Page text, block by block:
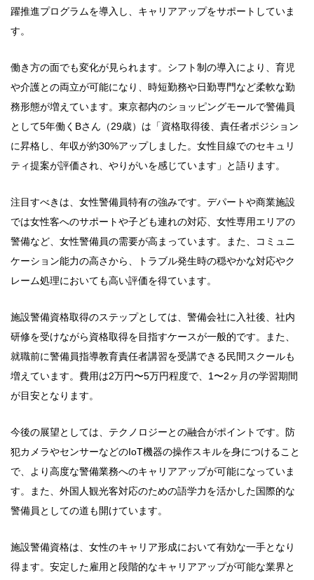
躍推進プログラムを導入し、キャリアアップをサポートしていま
す。
働き方の面でも変化が見られます。シフト制の導入により、育児
や介護との両立が可能になり、時短勤務や日勤専門など柔軟な勤
務形態が増えています。東京都内のショッピングモールで警備員
として5年働くBさん（29歳）は「資格取得後、責任者ポジション
に昇格し、年収が約30%アップしました。女性目線でのセキュリ
ティ提案が評価され、やりがいを感じています」と語ります。
注目すべきは、女性警備員特有の強みです。デパートや商業施設
では女性客へのサポートや子ども連れの対応、女性専用エリアの
警備など、女性警備員の需要が高まっています。また、コミュニ
ケーション能力の高さから、トラブル発生時の穏やかな対応やク
レーム処理においても高い評価を得ています。
施設警備資格取得のステップとしては、警備会社に入社後、社内
研修を受けながら資格取得を目指すケースが一般的です。また、
就職前に警備員指導教育責任者講習を受講できる民間スクールも
増えています。費用は2万円〜5万円程度で、1〜2ヶ月の学習期間
が目安となります。
今後の展望としては、テクノロジーとの融合がポイントです。防
犯カメラやセンサーなどのIoT機器の操作スキルを身につけること
で、より高度な警備業務へのキャリアアップが可能になっていま
す。また、外国人観光客対応のための語学力を活かした国際的な
警備員としての道も開けています。
施設警備資格は、女性のキャリア形成において有効な一手となり
得ます。安定した雇用と段階的なキャリアアップが可能な業界と